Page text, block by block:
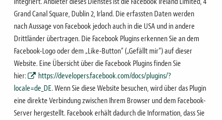
Grand Canal Square, Dublin 2, Irland. Die erfassten Daten werden
nach Aussage von Facebook jedoch auch in die USA und in andere
Drittländer übertragen. Die Facebook Plugins erkennen Sie an dem
Facebook-Logo oder dem „Like-Button“ („Gefällt mir“) auf dieser
Website. Eine Übersicht über die Facebook Plugins finden Sie
hier:
https://developers.facebook.com/docs/plugins/?
locale=de_DE. Wenn Sie diese Website besuchen, wird über das Plugin
eine direkte Verbindung zwischen Ihrem Browserund dem Facebook-
Server hergestellt. Facebook erhält dadurch die Information, dass Sie